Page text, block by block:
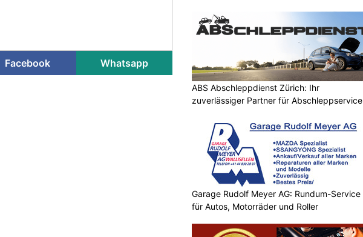
Facebook Whatsapp
ABS Abschleppdienst Zürich: Ihr
zuverlässiger Partner für Abschleppservice
Garage Rudolf Meyer AG: Rundum-Service
für Autos, Motorräder und Roller